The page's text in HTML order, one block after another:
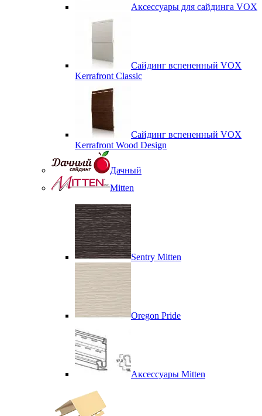
Аксессуары для сайдинга VOX
Сайдинг вспененный VOX
Kerrafront Classic
Сайдинг вспененный VOX
Kerrafront Wood Design
Дачный
Mitten
Sentry Mitten
Oregon Pride
Аксессуары Mitten